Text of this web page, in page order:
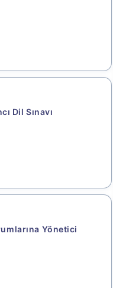
Alınan Program
Başvuru Kullanıcı
14:00 -
Dil Sınavı
Yönetici